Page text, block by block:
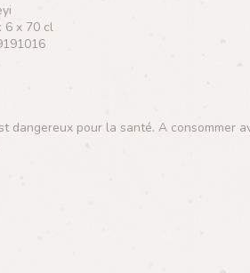
6 x 70 cl
dangereux pour la santé. A consommer